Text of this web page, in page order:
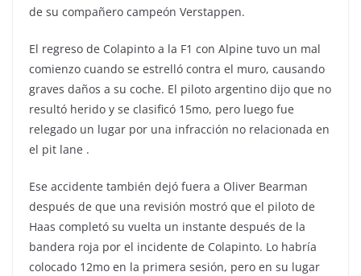
de su compañero campeón Verstappen.
El regreso de Colapinto a la F1 con Alpine tuvo un mal
comienzo cuando se estrelló contra el muro, causando
graves daños a su coche. El piloto argentino dijo que no
resultó herido y se clasificó 15mo, pero luego fue
relegado un lugar por una infracción no relacionada en
el pit lane .
Ese accidente también dejó fuera a Oliver Bearman
después de que una revisión mostró que el piloto de
Haas completó su vuelta un instante después de la
bandera roja por el incidente de Colapinto. Lo habría
colocado 12mo en la primera sesión, pero en su lugar